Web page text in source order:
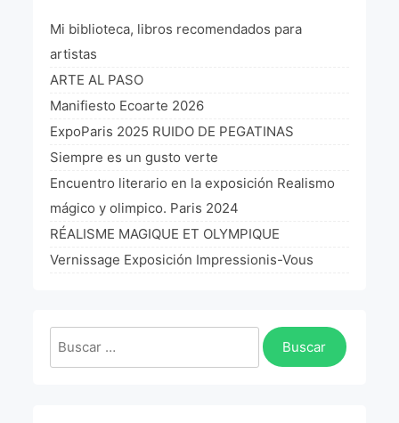
L’art Latino-américain à Paris 2019
Reflecting Source. NY 2019
«Sincronías con sentido» Bogotá Colombia 2019
«Huellas trashumantes» New York 2018
Commissaire D’exposition
La Fórmula Científica Del Arte
Mi biblioteca, libros recomendados para
artistas
ARTE AL PASO
Manifiesto Ecoarte 2026
ExpoParis 2025 RUIDO DE PEGATINAS
Siempre es un gusto verte
Encuentro literario en la exposición Realismo
mágico y olimpico. Paris 2024
RÉALISME MAGIQUE ET OLYMPIQUE
Vernissage Exposición Impressionis-Vous
Buscar: